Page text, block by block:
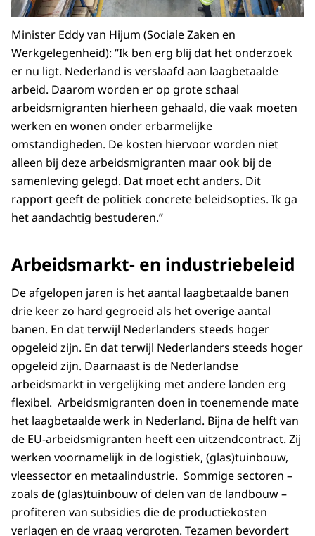
Minister Eddy van Hijum (Sociale Zaken en
Werkgelegenheid): “Ik ben erg blij dat het onderzoek
er nu ligt. Nederland is verslaafd aan laagbetaalde
arbeid. Daarom worden er op grote schaal
arbeidsmigranten hierheen gehaald, die vaak moeten
werken en wonen onder erbarmelijke
omstandigheden. De kosten hiervoor worden niet
alleen bij deze arbeidsmigranten maar ook bij de
samenleving gelegd. Dat moet echt anders. Dit
rapport geeft de politiek concrete beleidsopties. Ik ga
het aandachtig bestuderen.”
Arbeidsmarkt- en industriebeleid
De afgelopen jaren is het aantal laagbetaalde banen
drie keer zo hard gegroeid als het overige aantal
banen. En dat terwijl Nederlanders steeds hoger
opgeleid zijn. En dat terwijl Nederlanders steeds hoger
opgeleid zijn. Daarnaast is de Nederlandse
arbeidsmarkt in vergelijking met andere landen erg
flexibel. Arbeidsmigranten doen in toenemende mate
het laagbetaalde werk in Nederland. Bijna de helft van
de EU-arbeidsmigranten heeft een uitzendcontract. Zij
werken voornamelijk in de logistiek, (glas)tuinbouw,
vleessector en metaalindustrie. Sommige sectoren –
zoals de (glas)tuinbouw of delen van de landbouw –
profiteren van subsidies die de productiekosten
verlagen en de vraag vergroten. Tezamen bevordert